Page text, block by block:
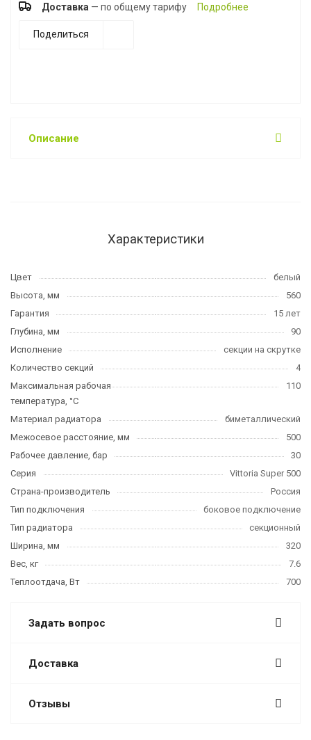
Доставка — по общему тарифу Подробнее
Поделиться
Описание
Характеристики
Цвет
белый
Высота, мм
560
Гарантия
15 лет
Глубина, мм
90
Исполнение
секции на скрутке
Количество секций
4
Максимальная рабочая
температура, °C
110
Материал радиатора
биметаллический
Межосевое расстояние, мм
500
Рабочее давление, бар
30
Серия
Vittoria Super 500
Страна-производитель
Россия
Тип подключения
боковое подключение
Тип радиатора
секционный
Ширина, мм
320
Вес, кг
7.6
Теплоотдача, Вт
700
Задать вопрос
Доставка
Отзывы